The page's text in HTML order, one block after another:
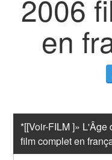
2006
en
*[[Voir-FILM ]»
film complet en